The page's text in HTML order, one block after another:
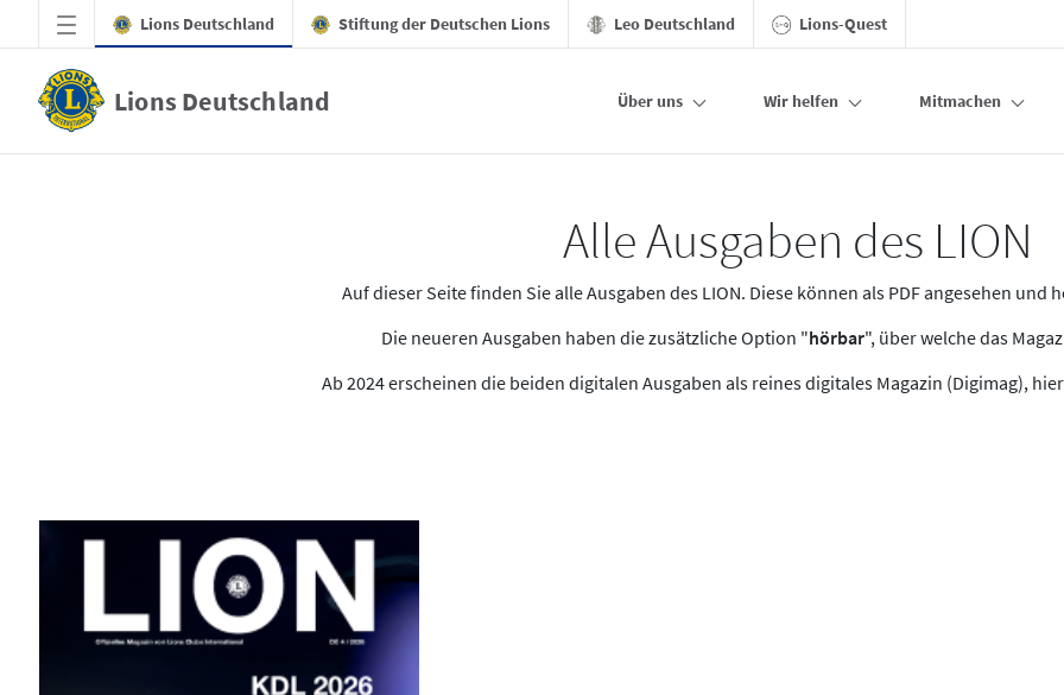
Zum Hauptinhalt springen
Lions Deutschland Stiftung der Deutschen Lions Leo Deutschland Lions-Quest
Lions Deutschland Über uns Wir helfen Mitmachen
Alle Ausgaben des LION
Auf dieser Seite finden Sie alle Ausgaben des LION. Diese können als PDF angesehen und
Die neueren Ausgaben haben die zusätzliche Option "hörbar", über welche das
Ab 2024 erscheinen die beiden digitalen Ausgaben als reines digitales Magazin (Digimag),